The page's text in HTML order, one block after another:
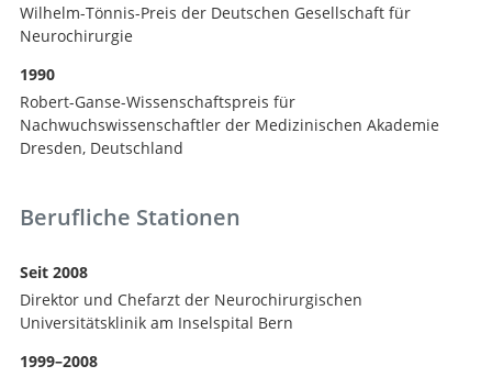
Wilhelm-Tönnis-Preis der Deutschen Gesellschaft für
Neurochirurgie
1990
Robert-Ganse-Wissenschaftspreis für
Nachwuchswissenschaftler der Medizinischen Akademie
Dresden, Deutschland
Berufliche Stationen
Seit 2008
Direktor und Chefarzt der Neurochirurgischen
Universitätsklinik am Inselspital Bern
1999–2008